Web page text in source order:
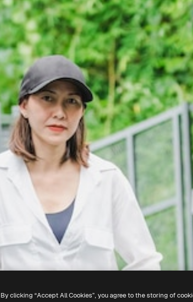
By clicking “Accept All Cookies”, you agree to the storing of